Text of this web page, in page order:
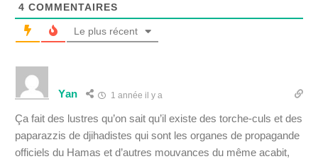
4 COMMENTAIRES
Le plus récent
Yan 1 année il y a
Ça fait des lustres qu’on sait qu’il existe des torche-culs et des
paparazzis de djihadistes qui sont les organes de propagande
officiels du Hamas et d’autres mouvances du même acabit,